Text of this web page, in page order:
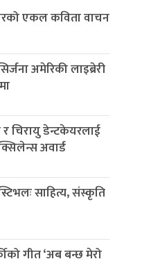
एकल कविता वाचन
अमेरिकी लाइब्रेरी
चिरायु डेन्टकेयरलाई
अवार्ड
साहित्य, संस्कृति
गीत ‘अब बन्छ मेरो